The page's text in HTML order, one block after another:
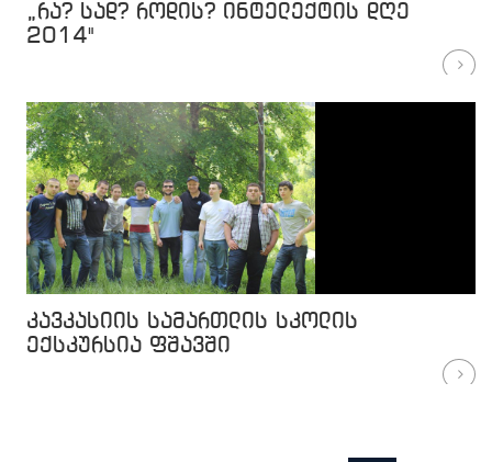
„რა? სად? როდის? ინტელექტის დღე
2014"
კავკასიის სამართლის სკოლის
ექსკურსია ფშავში